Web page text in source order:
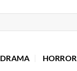
DRAMA HORROR